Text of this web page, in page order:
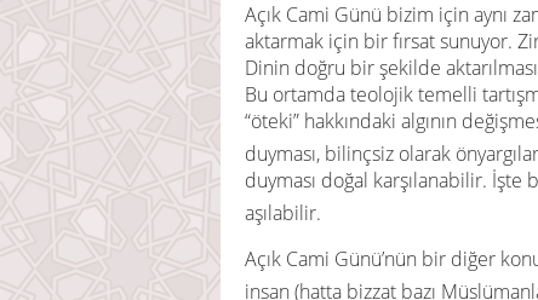
Açık Cami Günü bizim için aynı
aktarmak için bir fırsat sunuyor.
Dinin doğru bir şekilde
Bu ortamda teolojik temelli
“öteki” hakkındaki algının
duyması, bilinçsiz olarak
duyması doğal karşılanabilir. İşte
aşılabilir.
Açık Cami Günü’nün bir diğer
insan (hatta bizzat bazı